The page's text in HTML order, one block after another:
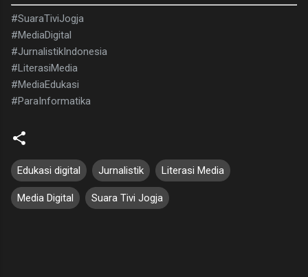
#SuaraTiviJogja
#MediaDigital
#JurnalistikIndonesia
#LiterasiMedia
#MediaEdukasi
#ParaInformatika
Edukasi digital Jurnalistik Literasi Media
Media Digital Suara Tivi Jogja